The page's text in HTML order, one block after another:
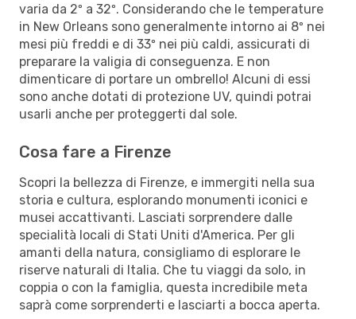
varia da 2º a 32º. Considerando che le temperature
in New Orleans sono generalmente intorno ai 8º nei
mesi più freddi e di 33º nei più caldi, assicurati di
preparare la valigia di conseguenza. E non
dimenticare di portare un ombrello! Alcuni di essi
sono anche dotati di protezione UV, quindi potrai
usarli anche per proteggerti dal sole.
Cosa fare a Firenze
Scopri la bellezza di Firenze, e immergiti nella sua
storia e cultura, esplorando monumenti iconici e
musei accattivanti. Lasciati sorprendere dalle
specialità locali di Stati Uniti d'America. Per gli
amanti della natura, consigliamo di esplorare le
riserve naturali di Italia. Che tu viaggi da solo, in
coppia o con la famiglia, questa incredibile meta
saprà come sorprenderti e lasciarti a bocca aperta.